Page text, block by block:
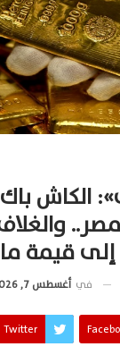
الكاش
قيمة
في أغسطس 7, 2026
Twitter